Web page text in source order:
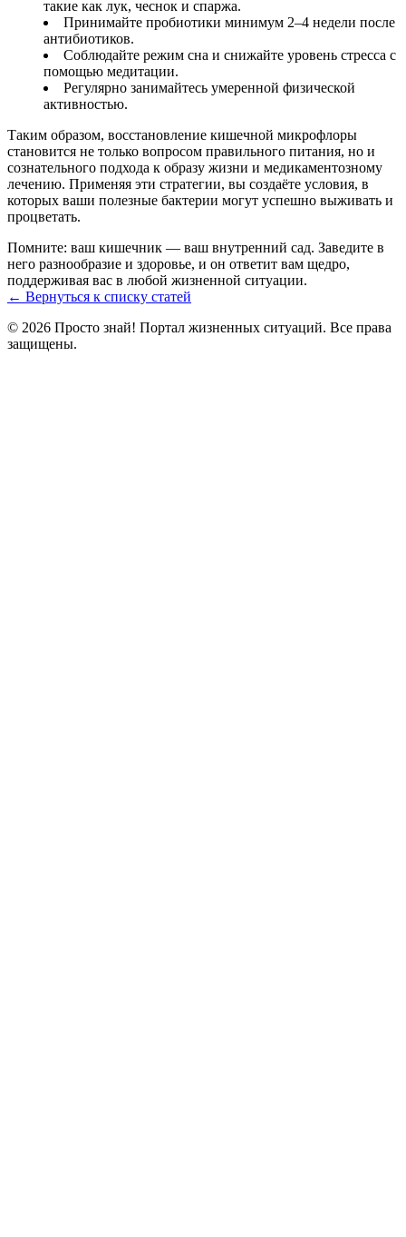
такие как лук, чеснок и спаржа.
Принимайте пробиотики минимум 2–4 недели после
антибиотиков.
Соблюдайте режим сна и снижайте уровень стресса с
помощью медитации.
Регулярно занимайтесь умеренной физической
активностью.
Таким образом, восстановление кишечной микрофлоры
становится не только вопросом правильного питания, но и
сознательного подхода к образу жизни и медикаментозному
лечению. Применяя эти стратегии, вы создаёте условия, в
которых ваши полезные бактерии могут успешно выживать и
процветать.
Помните: ваш кишечник — ваш внутренний сад. Заведите в
него разнообразие и здоровье, и он ответит вам щедро,
поддерживая вас в любой жизненной ситуации.
← Вернуться к списку статей
© 2026 Просто знай! Портал жизненных ситуаций. Все права
защищены.